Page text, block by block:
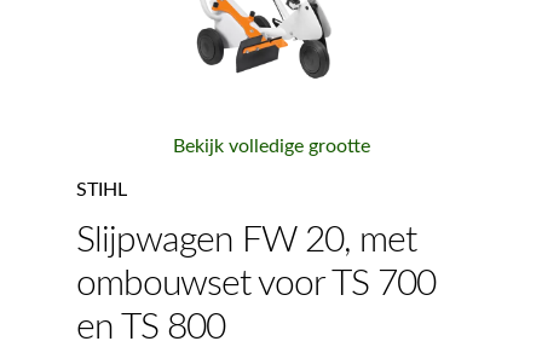
Bekijk volledige grootte
STIHL
Slijpwagen FW 20, met
ombouwset voor TS 700
en TS 800